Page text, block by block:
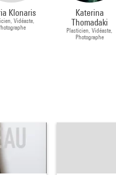
Klonaris
Vidéaste,
Katerina
Thomadaki
Plasticien, Vidéaste,
Photographe